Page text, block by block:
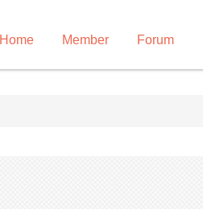
Home Member Forum